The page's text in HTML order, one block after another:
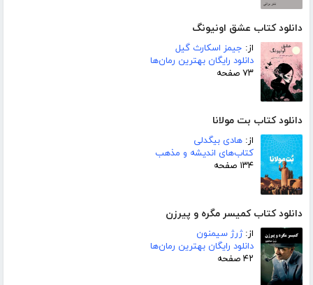
دانلود کتاب عشق اونیونگ
از: جیمز اسکارث گیل
دانلود رایگان بهترین رمان‌ها
۷۳ صفحه
دانلود کتاب بت مولانا
از: هادی بیگدلی
کتاب‌های اندیشه و مذهب
۱۳۴ صفحه
دانلود کتاب کمیسر مگره و پیرزن
از:ژرژ سیمنون
دانلود رایگان بهترین رمان‌ها
۴۲ صفحه